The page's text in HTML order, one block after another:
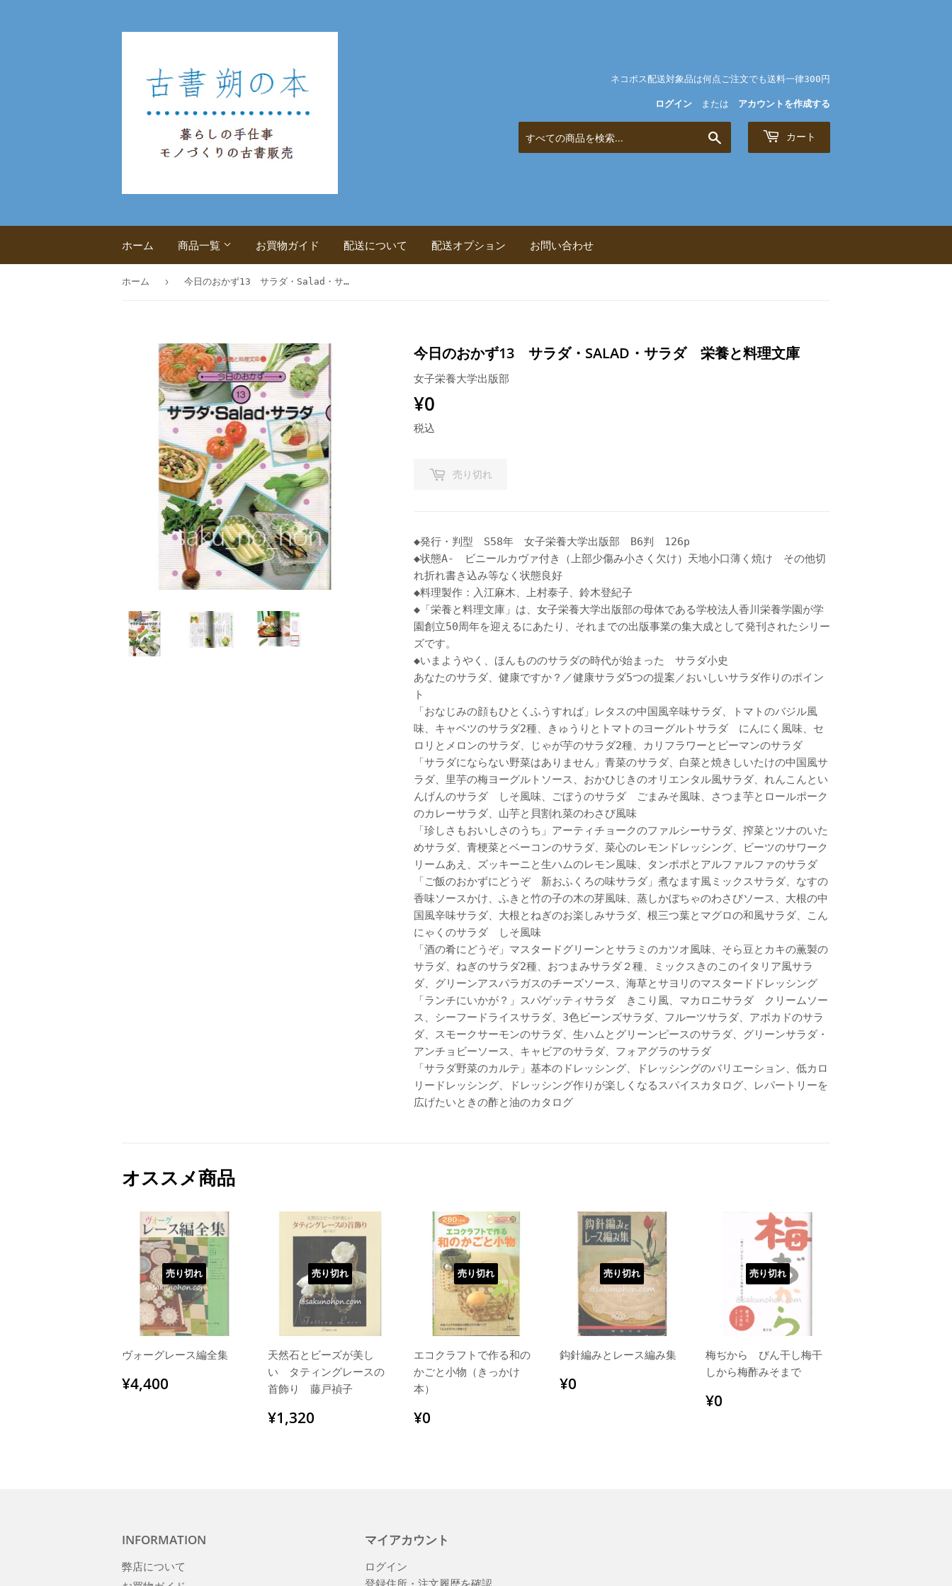
ネコポス配送対象品は何点ご注文でも送料一律300円
ログイン または アカウントを作成する
索
カート
ホーム 商品一覧 お買物ガイド 配送について 配送オプション お問い合わせ
ホーム › 今日のおかず13 サラダ・Salad・サラダ 栄養と料理文庫
今日のおかず13 サラダ・SALAD・サラダ 栄養と料理文庫
女子栄養大学出版部
¥0
税込
売り切れ
◆発行・判型 S58年 女子栄養大学出版部 B6判 126p
◆状態A- ビニールカヴァ付き（上部少傷み小さく欠け）天地小口薄く焼け その他切
れ折れ書き込み等なく状態良好
◆料理製作：入江麻木、上村泰子、鈴木登紀子
◆「栄養と料理文庫」は、女子栄養大学出版部の母体である学校法人香川栄養学園が学
園創立50周年を迎えるにあたり、それまでの出版事業の集大成として発刊されたシリー
ズです。
◆いまようやく、ほんもののサラダの時代が始まった サラダ小史
あなたのサラダ、健康ですか？／健康サラダ5つの提案／おいしいサラダ作りのポイン
ト
「おなじみの顔もひとくふうすれば」レタスの中国風辛味サラダ、トマトのバジル風
味、キャベツのサラダ2種、きゅうりとトマトのヨーグルトサラダ にんにく風味、セ
ロリとメロンのサラダ、じゃが芋のサラダ2種、カリフラワーとピーマンのサラダ
「サラダにならない野菜はありません」青菜のサラダ、白菜と焼きしいたけの中国風サ
ラダ、里芋の梅ヨーグルトソース、おかひじきのオリエンタル風サラダ、れんこんとい
んげんのサラダ しそ風味、ごぼうのサラダ ごまみそ風味、さつま芋とロールポーク
のカレーサラダ、山芋と貝割れ菜のわさび風味
「珍しさもおいしさのうち」アーティチョークのファルシーサラダ、搾菜とツナのいた
めサラダ、青梗菜とベーコンのサラダ、菜心のレモンドレッシング、ビーツのサワーク
リームあえ、ズッキーニと生ハムのレモン風味、タンポポとアルファルファのサラダ
「ご飯のおかずにどうぞ 新おふくろの味サラダ」煮なます風ミックスサラダ、なすの
香味ソースかけ、ふきと竹の子の木の芽風味、蒸しかぼちゃのわさびソース、大根の中
国風辛味サラダ、大根とねぎのお楽しみサラダ、根三つ葉とマグロの和風サラダ、こん
にゃくのサラダ しそ風味
「酒の肴にどうぞ」マスタードグリーンとサラミのカツオ風味、そら豆とカキの薫製の
サラダ、ねぎのサラダ2種、おつまみサラダ２種、ミックスきのこのイタリア風サラ
ダ、グリーンアスパラガスのチーズソース、海草とサヨリのマスタードドレッシング
「ランチにいかが？」スパゲッティサラダ きこり風、マカロニサラダ クリームソー
ス、シーフードライスサラダ、3色ビーンズサラダ、フルーツサラダ、アボカドのサラ
ダ、スモークサーモンのサラダ、生ハムとグリーンピースのサラダ、グリーンサラダ・
アンチョビーソース、キャビアのサラダ、フォアグラのサラダ
「サラダ野菜のカルテ」基本のドレッシング、ドレッシングのバリエーション、低カロ
リードレッシング、ドレッシング作りが楽しくなるスパイスカタログ、レパートリーを
広げたいときの酢と油のカタログ
オススメ商品
売り切れ
ヴォーグレース編全集
通
常
¥4,400
売り切れ
天然石とビーズが美し
い タティングレースの
首飾り 藤戸禎子
通
常
¥1,320
売り切れ
エコクラフトで作る和の
かごと小物（きっかけ
本）
通
常
¥0
売り切れ
鈎針編みとレース編み集
通
常
¥0
売り切れ
梅ぢから びん干し梅干
しから梅酢みそまで
通
常
¥0
INFORMATION
弊店について
マイアカウント
ログイン